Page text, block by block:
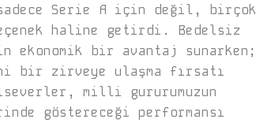
Serie A için değil, birçok
haline getirdi. Bedelsiz
bir avantaj sunarken;
bir zirveye ulaşma fırsatı
milli gururumuzun
göstereceği performansı